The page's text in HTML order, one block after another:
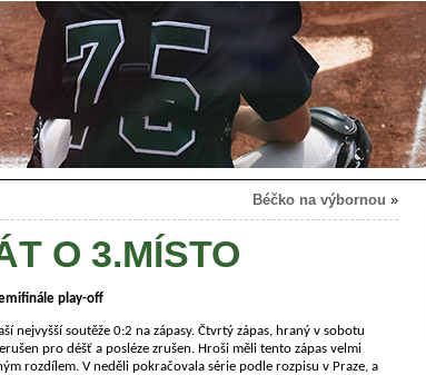
Béčko na výbornou »
O 3.MÍSTO
play-off
soutěže 0:2 na zápasy. Čtvrtý zápas, hraný v sobotu
pro déšť a posléze zrušen. Hroši měli tento zápas velmi
rozdílem. V neděli pokračovala série podle rozpisu v Praze, a